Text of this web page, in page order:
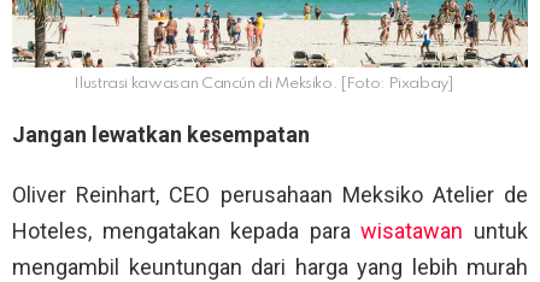
Ilustrasi kawasan Cancún di Meksiko. [Foto: Pixabay]
Jangan lewatkan kesempatan
Oliver Reinhart, CEO perusahaan Meksiko Atelier de
Hoteles, mengatakan kepada parawisatawan untuk
mengambil keuntungan dari harga yang lebih murah